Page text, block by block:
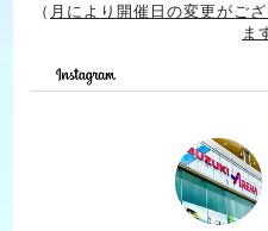
（ 月により開催日の変更がござ
ま